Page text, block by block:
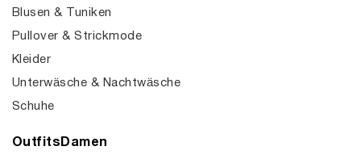
Blusen & Tuniken
Pullover & Strickmode
Kleider
Unterwäsche & Nachtwäsche
Schuhe
OutfitsDamen